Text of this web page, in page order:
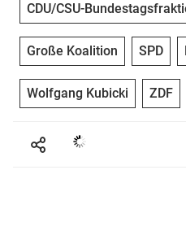
CDU/CSU-
Große Koalition SPD
Wolfgang Kubicki ZDF